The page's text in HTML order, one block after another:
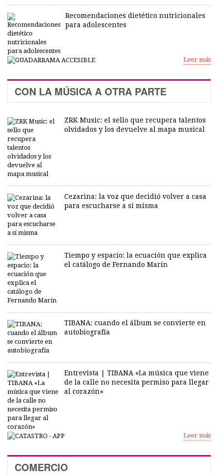
Recomendaciones dietético nutricionales
para adolescentes
Leer más
CON LA MÚSICA A OTRA PARTE
ZRK Music: el sello que recupera talentos
olvidados y los devuelve al mapa musical
Cezarina: la voz que decidió volver a casa
para escucharse a sí misma
Tiempo y espacio: la ecuación que explica
el catálogo de Fernando Marín
TIBANA: cuando el álbum se convierte en
autobiografía
Entrevista | TIBANA «La música que viene
de la calle no necesita permiso para llegar
al corazón»
Leer más
COMERCIO